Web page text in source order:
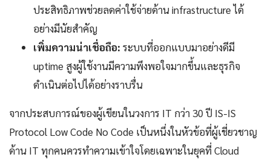
ประสิทธิภาพช่วยลดค่าใช้จ่ายด้าน infrastructure ได้
อย่างมีนัยสำคัญ
เพิ่มความน่าเชื่อถือ: ระบบที่ออกแบบมาอย่างดีมี
uptime สูงผู้ใช้งานมีความพึงพอใจมากขึ้นและธุรกิจ
ดำเนินต่อไปได้อย่างราบรื่น
จากประสบการณ์ของผู้เขียนในวงการ IT กว่า 30 ปี IS-IS
Protocol Low Code No Code เป็นหนึ่งในหัวข้อที่ผู้เชี่ยวชาญ
ด้าน IT ทุกคนควรทำความเข้าใจโดยเฉพาะในยุคที่ Cloud